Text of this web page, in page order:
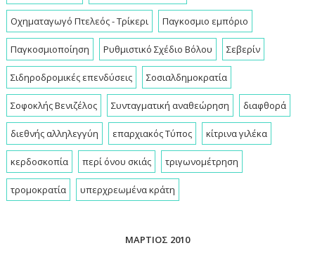
Οχηματαγωγό Πτελεός - Τρίκερι Παγκοσμιο εμπόριο
Παγκοσμιοποίηση Ρυθμιστικό Σχέδιο Βόλου Σεβερίν
Σιδηροδρομικές επενδύσεις Σοσιαλδημοκρατία
Σοφοκλής Βενιζέλος Συνταγματική αναθεώρηση διαφθορά
διεθνής αλληλεγγύη επαρχιακός Τύπος κίτρινα γιλέκα
κερδοσκοπία περί όνου σκιάς τριγωνομέτρηση
τρομοκρατία υπερχρεωμένα κράτη
ΜΆΡΤΙΟΣ 2010